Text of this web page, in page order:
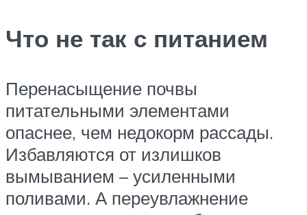
Что не так с питанием
Перенасыщение почвы
питательными элементами
опаснее, чем недокорм рассады.
Избавляются от излишков
вымыванием – усиленными
поливами. А переувлажнение